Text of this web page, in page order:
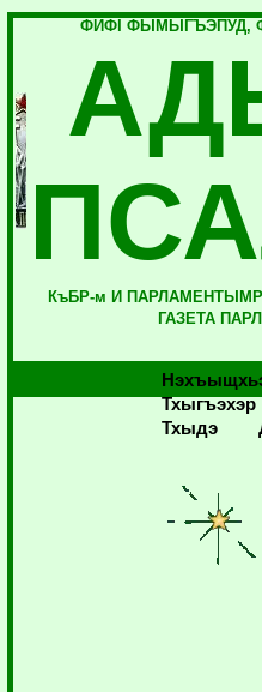
ФИФI ФЫМЫГЪЭПУД,
КъБР-м И
ГАЗЕТА
Тхыгъэхэр
Тхыдэ